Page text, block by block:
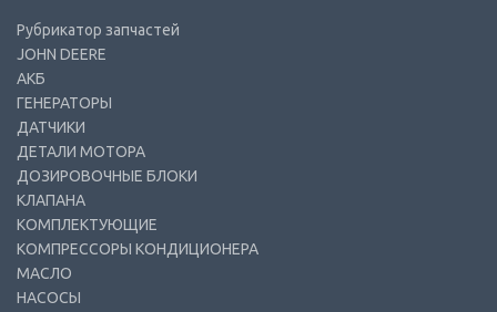
Рубрикатор запчастей
JOHN DEERE
АКБ
ГЕНЕРАТОРЫ
ДАТЧИКИ
ДЕТАЛИ МОТОРА
ДОЗИРОВОЧНЫЕ БЛОКИ
КЛАПАНА
КОМПЛЕКТУЮЩИЕ
КОМПРЕССОРЫ КОНДИЦИОНЕРА
МАСЛО
НАСОСЫ